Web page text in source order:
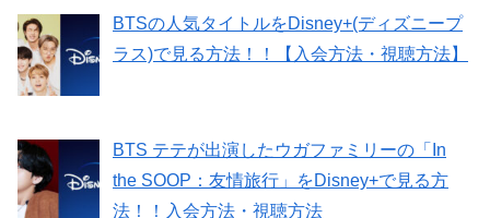
BTSの人気タイトルをDisney+(ディズニープ
ラス)で見る方法！！【入会方法・視聴方法】
BTS テテが出演したウガファミリーの「In
the SOOP：友情旅行」をDisney+で見る方
法！！入会方法・視聴方法